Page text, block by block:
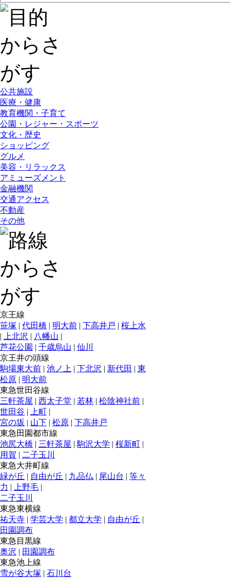
公共施設
医療・健康
教育機関・子育て
公園・レジャー・スポーツ
文化・歴史
ショッピング
グルメ
美容・リラックス
アミューズメント
金融機関
交通アクセス
不動産
その他
京王線
笹塚 | 代田橋 | 明大前 | 下高井戸 | 桜上水
|
上北沢 | 八幡山 |
芦花公園 | 千歳烏山 | 仙川
京王井の頭線
駒場東大前 | 池ノ上 | 下北沢 | 新代田 | 東
松原 | 明大前
東急世田谷線
三軒茶屋 | 西太子堂 | 若林 | 松陰神社前 |
世田谷 | 上町 |
宮の坂 | 山下 | 松原 | 下高井戸
東急田園都市線
池尻大橋 | 三軒茶屋 | 駒沢大学 | 桜新町 |
用賀 | 二子玉川
東急大井町線
緑が丘 | 自由が丘 | 九品仏 | 尾山台 | 等々
力 | 上野毛 |
二子玉川
東急東横線
祐天寺 | 学芸大学 | 都立大学 | 自由が丘 |
田園調布
東急目黒線
奥沢 | 田園調布
東急池上線
雪が谷大塚 | 石川台